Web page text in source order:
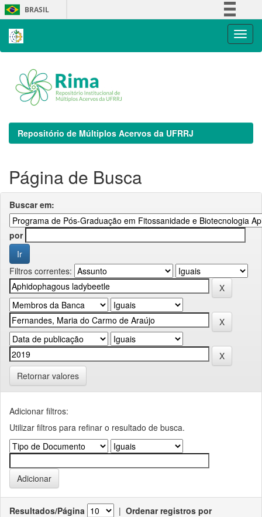
Skip
navigation
BRASIL
Repositório de Múltiplos Acervos da UFRRJ
Página de Busca
Buscar em:
por
Filtros correntes:
Retornar valores
Adicionar filtros:
Utilizar filtros para refinar o resultado de busca.
Resultados/Página | Ordenar registros por